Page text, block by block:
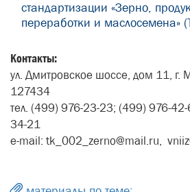
стандартизации «Зерно,
переработки и маслосемена»
Контакты:
ул. Дмитровское шоссе, дом 11, г.
127434
тел. (499) 976-23-23; (499) 976-
34-21
e-mail: tk_002_zerno@mail.ru,